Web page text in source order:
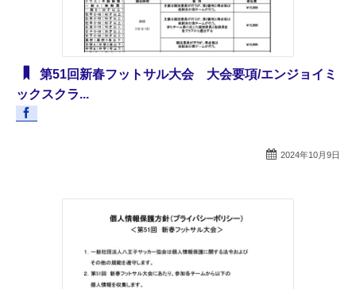
第51回新春フットサル大会 大会要項/エンジョイミ
ックスクラ...
2024年10月9日